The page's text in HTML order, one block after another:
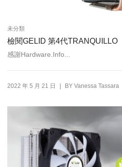
未分類
檢閱GELID 第4代TRANQUILLO
感謝Hardware.Info...
2022 年 5 月 21 日 BY Vanessa Tassara